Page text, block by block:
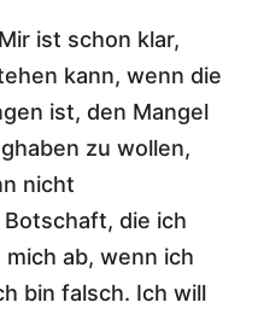
ist schon klar,
kann, wenn die
ist, den Mangel
zu wollen,
nicht
die ich
ab, wenn ich
bin falsch. Ich will